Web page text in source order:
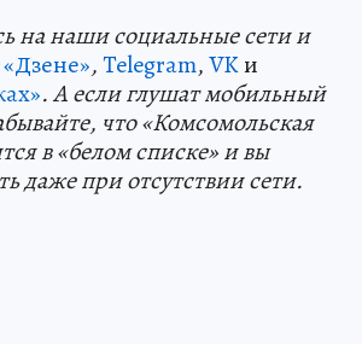
на наши социальные сети и
«Дзене»,Telegram,VKи
. А если глушат мобильный
что «Комсомольская
в «белом списке» и вы
даже при отсутствии сети.